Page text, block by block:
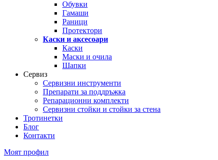
Обувки
Гамаши
Раници
Протектори
Каски и аксесоари
Каски
Маски и очила
Шапки
Сервиз
Сервизни инструменти
Препарати за поддръжка
Репарационни комплекти
Сервизни стойки и стойки за стена
Тротинетки
Блог
Контакти
Моят профил